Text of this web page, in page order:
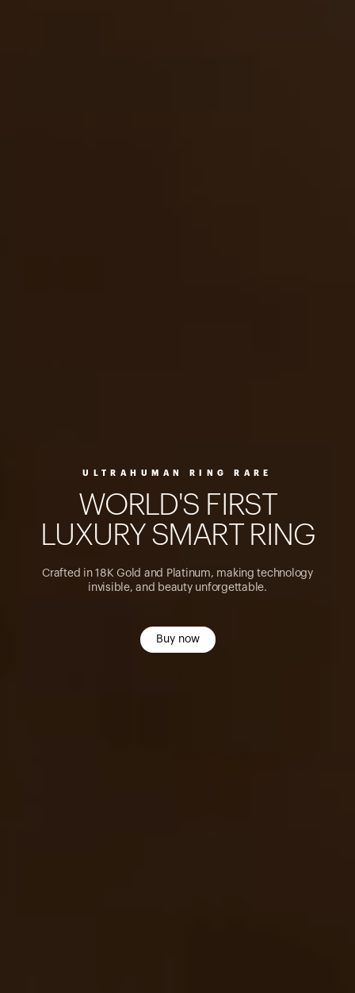
ULTRAHUMAN RING RARE
WOR D'S F RST
UXURY SMART R NG
Crafted in 18K Gold and Platinum, making technology
invisible, and beauty unforgettable.
Buy now